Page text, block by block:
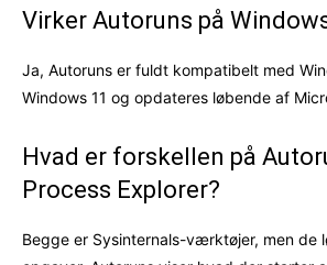
Virker Autoruns på
Ja, Autoruns er fuldt kompatibelt med
Windows 11 og opdateres løbende af
Hvad er forskellen på
Process Explorer?
Begge er Sysinternals-værktøjer, men de